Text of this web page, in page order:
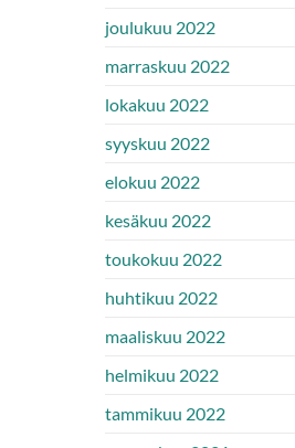
joulukuu 2022
marraskuu 2022
lokakuu 2022
syyskuu 2022
elokuu 2022
kesäkuu 2022
toukokuu 2022
huhtikuu 2022
maaliskuu 2022
helmikuu 2022
tammikuu 2022